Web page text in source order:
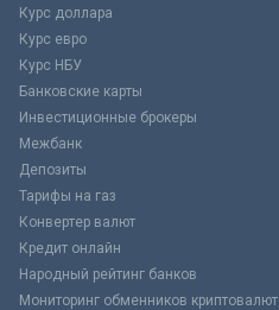
Курс доллара
Курс евро
Курс НБУ
Банковские карты
Инвестиционные брокеры
Межбанк
Депозиты
Тарифы на газ
Конвертер валют
Кредит онлайн
Народный рейтинг банков
Мониторинг обменников криптовалют